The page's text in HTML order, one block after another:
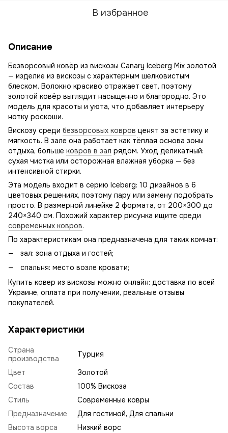
В избранное
Описание
Безворсовый ковёр из вискозы Canary Iceberg Mix золотой
— изделие из вискозы с характерным шелковистым
блеском. Волокно красиво отражает свет, поэтому
золотой ковёр выглядит насыщенно и благородно. Это
модель для красоты и уюта, что добавляет интерьеру
нотку роскоши.
Вискозу среди безворсовых ковров ценят за эстетику и
мягкость. В зале она работает как тёплая основа зоны
отдыха, больше ковров в зал рядом. Уход деликатный:
сухая чистка или осторожная влажная уборка — без
интенсивной стирки.
Эта модель входит в серию Iceberg: 10 дизайнов в 6
цветовых решениях, поэтому пару или замену подобрать
просто. В размерной линейке 2 формата, от 200×300 до
240×340 см. Похожий характер рисунка ищите среди
современных ковров.
По характеристикам она предназначена для таких комнат:
зал: зона отдыха и гостей;
спальня: место возле кровати;
Купить ковер из вискозы можно онлайн: доставка по всей
Украине, оплата при получении, реальные отзывы
покупателей.
Характеристики
Страна
производства
Турция
Цвет
Золотой
Состав
100% Вискоза
Стиль
Современные ковры
Предназначение
Для гостиной, Для спальни
Высота ворса
Низкий ворс